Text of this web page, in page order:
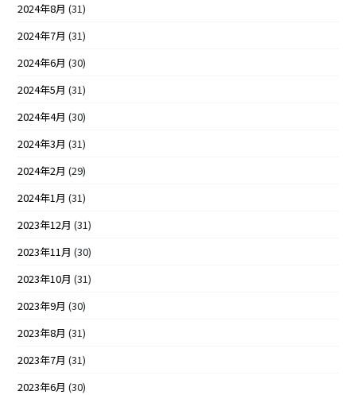
2024年8月 (31)
2024年7月 (31)
2024年6月 (30)
2024年5月 (31)
2024年4月 (30)
2024年3月 (31)
2024年2月 (29)
2024年1月 (31)
2023年12月 (31)
2023年11月 (30)
2023年10月 (31)
2023年9月 (30)
2023年8月 (31)
2023年7月 (31)
2023年6月 (30)